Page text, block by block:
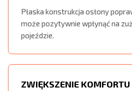
Płaska konstrukcja osłony
może pozytywnie wpłynąć na
pojeździe.
ZWIĘKSZENIE